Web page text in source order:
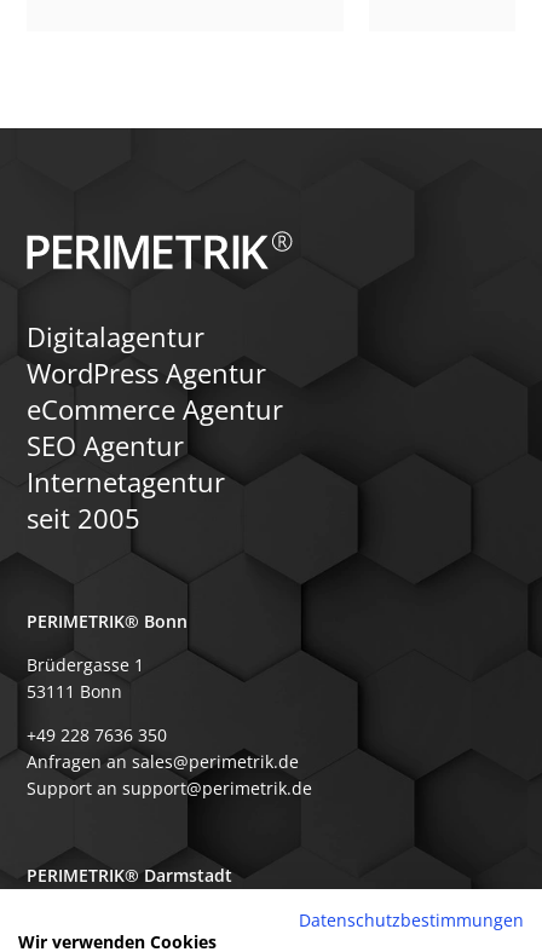
Digitalagentur
WordPress Agentur
eCommerce Agentur
SEO Agentur
Internetagentur
seit 2005
PERIMETRIK® Bonn
Brüdergasse 1
53111 Bonn
+49 228 7636 350
Anfragen an sales@perimetrik.de
Support an support@perimetrik.de
PERIMETRIK® Darmstadt
64367 Mühltal
Datenschutzbestimmungen
Wir verwenden Cookies